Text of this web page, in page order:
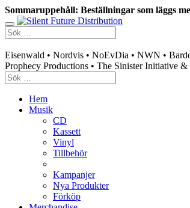
Sommaruppehåll: Beställningar som läggs
Eisenwald • Nordvis • NoEvDia • NWN •
Prophecy Productions • The Sinister Initiative &
Hem
Musik
CD
Kassett
Vinyl
Tillbehör
Kampanjer
Nya Produkter
Förköp